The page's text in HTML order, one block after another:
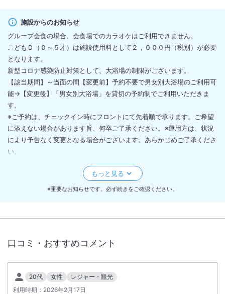
施設からのお知らせ
グループ会食の場合、会食場でのカラオケはご利用できません。
こどもＤ（０～５才）は施設使用料として２，０００円（税別）が必要
となります。
新型コロナ感染防止対策として、大浴場の制限がございます。
【該当期間】～当面の間【変更前】予約不要で男女別大浴場のご利用可
能→【変更後】「男女別大浴場」を貸切の予約制でご利用いただきま
す。
※ご予約は、チェックイン時にフロントにて先着順で承ります。ご希望
に添えない場合があります旨、何卒ご了承ください。※運用方は、状況
により予告なく変更となる場合がございます。あらかじめご了承くださ
い。
※重要なお知らせです。必ず続きをご確認ください。
口コミ・おすすめコメント
20代 女性
レジャー・観光
利用時期： 2026年2月17日